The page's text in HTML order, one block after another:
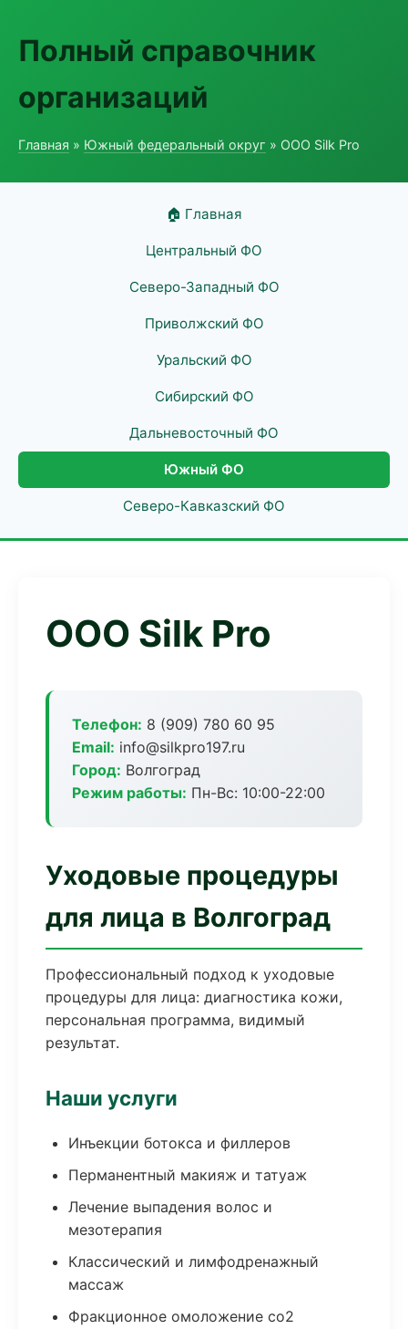
Полный справочник
организаций
Главная » Южный федеральный округ » ООО Silk Pro
🏠 Главная
Центральный ФО
Северо-Западный ФО
Приволжский ФО
Уральский ФО
Сибирский ФО
Дальневосточный ФО
Южный ФО
Северо-Кавказский ФО
ООО Silk Pro
Телефон: 8 (909) 780 60 95
Email: info@silkpro197.ru
Город: Волгоград
Режим работы: Пн-Вс: 10:00-22:00
Уходовые процедуры
для лица в Волгоград
Профессиональный подход к уходовые
процедуры для лица: диагностика кожи,
персональная программа, видимый
результат.
Наши услуги
Инъекции ботокса и филлеров
Перманентный макияж и татуаж
Лечение выпадения волос и
мезотерапия
Классический и лимфодренажный
массаж
Фракционное омоложение co2